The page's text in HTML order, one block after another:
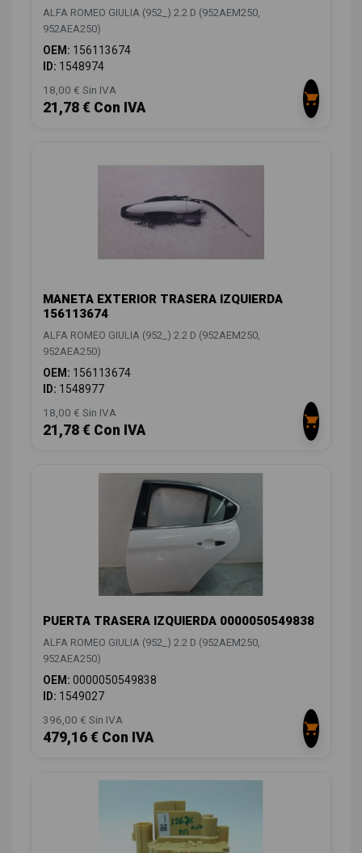
ALFA ROMEO GIULIA (952_) 2.2 D (952AEM250,
952AEA250)
OEM: 156113674
ID: 1548974
18,00 € Sin IVA
21,78 € Con IVA
MANETA EXTERIOR TRASERA IZQUIERDA
156113674
ALFA ROMEO GIULIA (952_) 2.2 D (952AEM250,
952AEA250)
OEM: 156113674
ID: 1548977
18,00 € Sin IVA
21,78 € Con IVA
PUERTA TRASERA IZQUIERDA 0000050549838
ALFA ROMEO GIULIA (952_) 2.2 D (952AEM250,
952AEA250)
OEM: 0000050549838
ID: 1549027
396,00 € Sin IVA
479,16 € Con IVA